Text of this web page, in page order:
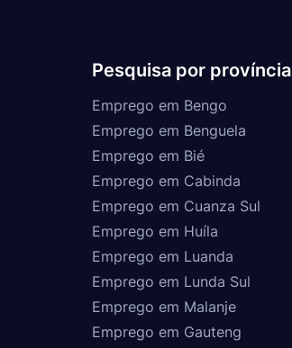
Pesquisa por província
Emprego em Bengo
Emprego em Benguela
Emprego em Bié
Emprego em Cabinda
Emprego em Cuanza Sul
Emprego em Huíla
Emprego em Luanda
Emprego em Lunda Sul
Emprego em Malanje
Emprego em Gauteng